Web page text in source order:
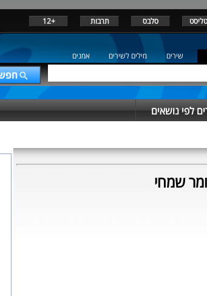
סלבס תרבות +12
שירים מילים לשירים אמנים
לפי נושאים
שמחי